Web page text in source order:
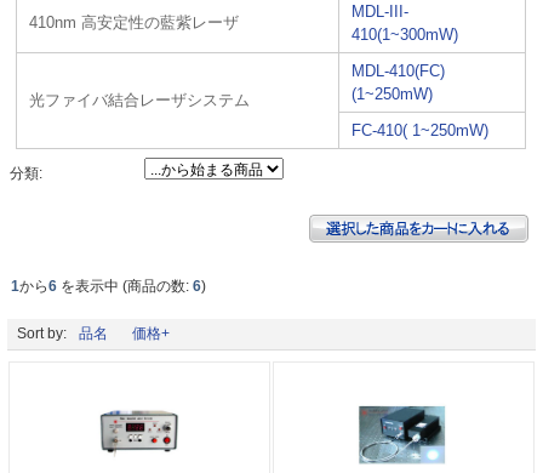
410nm 高安定性の藍紫レーザ
MDL-III-
410(1~300mW)
光ファイバ結合レーザシステム
MDL-410(FC)
(1~250mW)
FC-410( 1~250mW)
分類:
1から6 を表示中 (商品の数: 6)
Sort by: 品名 価格+